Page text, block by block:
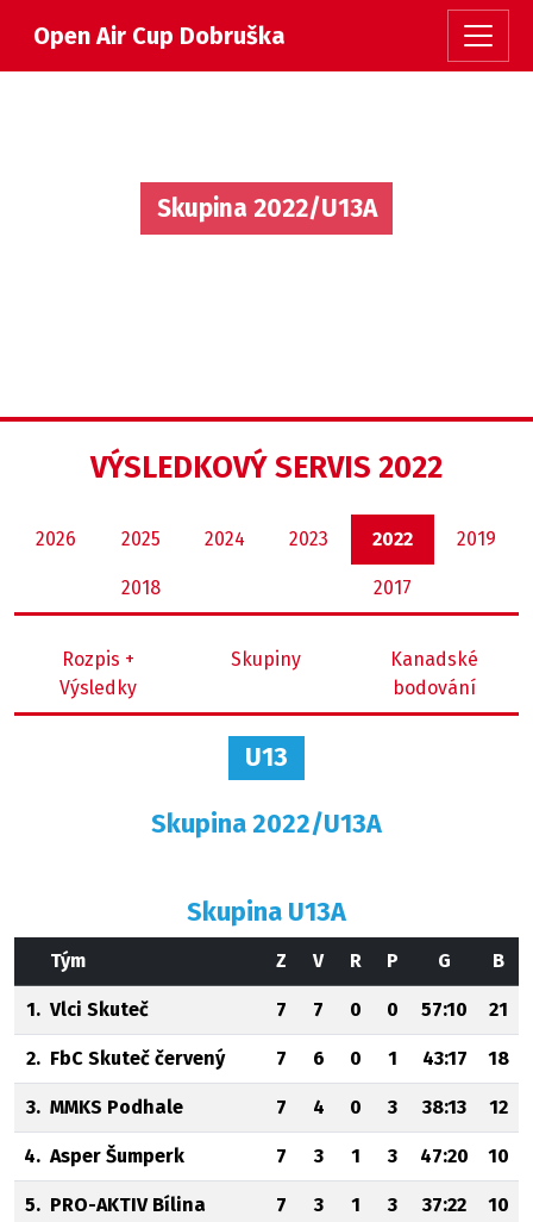
Open Air Cup Dobruška
Skupina 2022/U13A
VÝSLEDKOVÝ SERVIS 2022
2026 2025 2024 2023 2022 2019
2018 2017
Rozpis +
Výsledky
Skupiny
Kanadské
bodování
U13
Skupina 2022/U13A
Skupina U13A
Tým Z V R P G B
1. Vlci Skuteč 7 7 0 0 57:10 21
2. FbC Skuteč červený 7 6 0 1 43:17 18
3. MMKS Podhale 7 4 0 3 38:13 12
4. Asper Šumperk 7 3 1 3 47:20 10
5. PRO-AKTIV Bílina 7 3 1 3 37:22 10